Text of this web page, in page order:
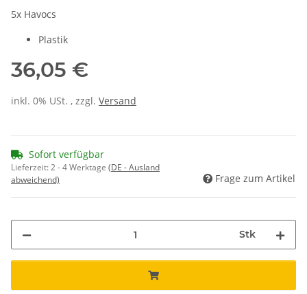
5x Havocs
Plastik
36,05 €
inkl. 0% USt. , zzgl. Versand
Sofort verfügbar
Lieferzeit:2 - 4 Werktage (DE - Ausland
abweichend)
Frage zum Artikel
Stk